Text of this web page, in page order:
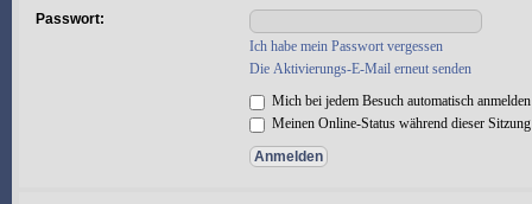
Passwort:
Ich habe mein Passwort vergessen
Die Aktivierungs-E-Mail erneut senden
Mich bei jedem Besuch automatisch anmelden
Meinen Online-Status während dieser